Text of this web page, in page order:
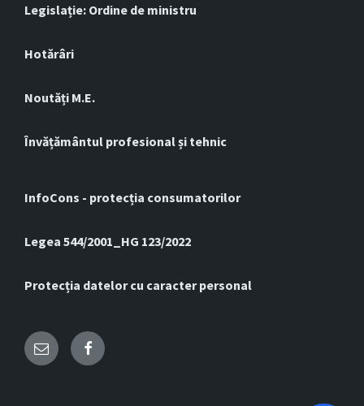
Legislație: Ordine de ministru
Hotărâri
Noutăți M.E.
Învățământul profesional și tehnic
InfoCons - protecția consumatorilor
Legea 544/2001_HG 123/2022
Protecția datelor cu caracter personal
Email Facebook